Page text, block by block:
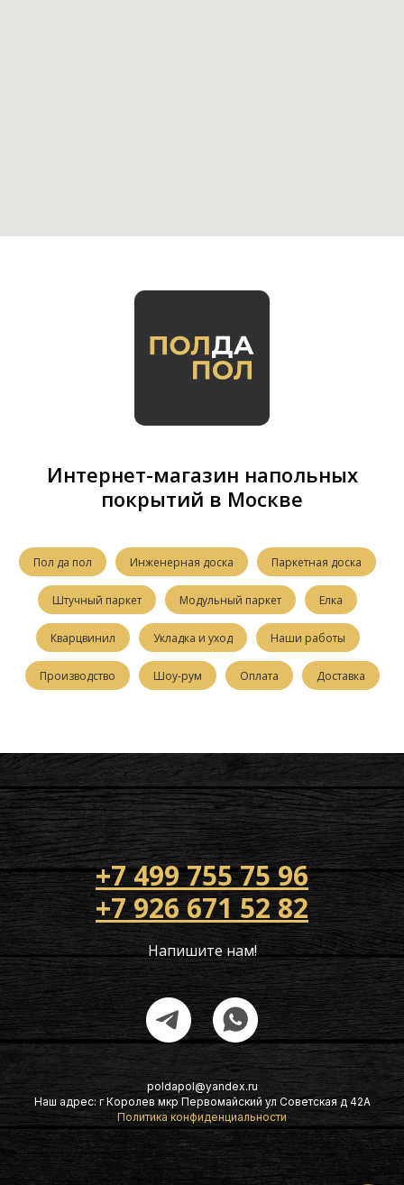
Интернет-магазин напольных
покрытий в Москве
Пол да пол Инженерная доска Паркетная доска
Штучный паркет Модульный паркет Елка
Кварцвинил Укладка и уход Наши работы
Производство Шоу-рум Оплата Доставка
+7 499 755 75 96
+7 926 671 52 82
Напишите нам!
poldapol@yandex.ru
Наш адрес: г Королев мкр Первомайский ул Советская д 42А
Политика конфиденциальности